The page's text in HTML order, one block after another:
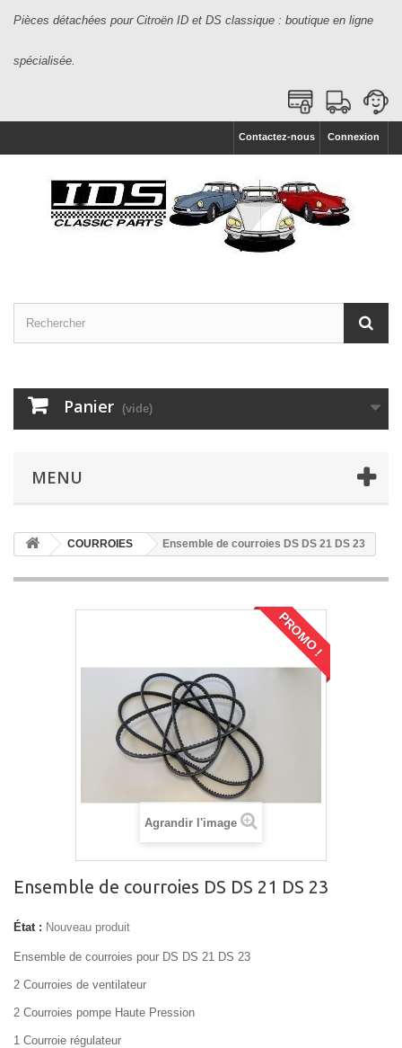
Pièces détachées pour Citroën ID et DS classique : boutique en ligne
spécialisée.
Connexion
Contactez-nous
Panier (vide)
MENU
COURROIES Ensemble de courroies DS DS 21 DS 23
PROMO !
Agrandir l'image
Ensemble de courroies DS DS 21 DS 23
État : Nouveau produit
Ensemble de courroies pour DS DS 21 DS 23
2 Courroies de ventilateur
2 Courroies pompe Haute Pression
1 Courroie régulateur